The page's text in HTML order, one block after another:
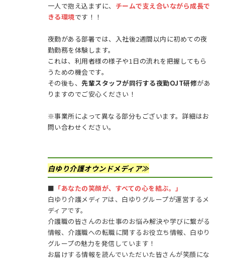
一人で抱え込まずに、 チームで支え合いながら成長で
きる環境です！！
夜勤がある部署では、入社後2週間以内に初めての夜
勤勤務を体験します。
これは、利用者様の様子や1日の流れを把握してもら
うための機会です。
その後も、 先輩スタッフが同行する夜勤OJT研修があ
りますのでご安心ください！
※事業所によって異なる部分もございます。詳細はお
問い合わせください。
白ゆり介護オウンドメディア≫
■ 「あなたの笑顔が、すべての心を結ぶ。」
白ゆり介護メディアは、白ゆりグループが運営するメ
ディアです。
介護職の皆さんのお仕事のお悩み解決や学びに繋がる
情報、介護職への転職に関するお役立ち情報、白ゆり
グループの魅力を発信しています！
お届けする情報を読んでいただいた皆さんが笑顔にな